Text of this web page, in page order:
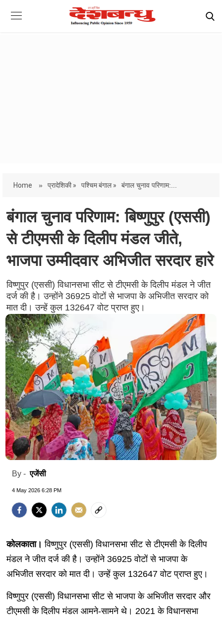
Home » प्रादेशिकी » पश्चिम बंगाल » बंगाल चुनाव परिणाम:...
बंगाल चुनाव परिणाम: बिष्णुपुर (एससी)
से टीएमसी के दिलीप मंडल जीते,
भाजपा उम्मीदवार अभिजीत सरदार हारे
विष्णुपुर (एससी) विधानसभा सीट से टीएमसी के दिलीप मंडल ने जीत
दर्ज की है। उन्होंने 36925 वोटों से भाजपा के अभिजीत सरदार को
मात दी। उन्हें कुल 132647 वोट प्राप्त हुए।
By -एजेंसी
4 May 2026 6:28 PM
कोलकाता।विष्णुपुर (एससी) विधानसभा सीट से टीएमसी के दिलीप
मंडल ने जीत दर्ज की है। उन्होंने 36925 वोटों से भाजपा के
अभिजीत सरदार को मात दी। उन्हें कुल 132647 वोट प्राप्त हुए।
विष्णुपुर (एससी) विधानसभा सीट से भाजपा के अभिजीत सरदार और
टीएमसी के दिलीप मंडल आमने-सामने थे। 2021 के विधानसभा